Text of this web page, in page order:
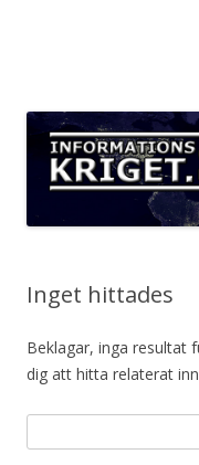
Inget hittades
Beklagar, inga resultat
dig att hitta relaterat
efter: